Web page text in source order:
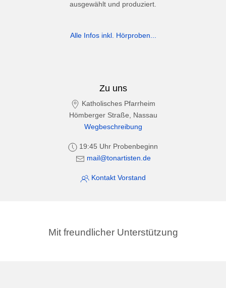
ausgewählt und produziert.
Alle Infos inkl. Hörproben...
Zu uns
Katholisches Pfarrheim
Hömberger Straße, Nassau
Wegbeschreibung
19:45 Uhr Probenbeginn
mail@tonartisten.de
Kontakt Vorstand
Mit freundlicher Unterstützung